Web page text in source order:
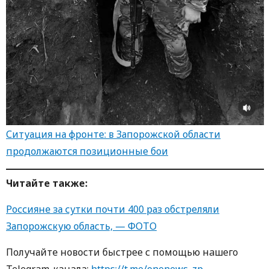
Ситуация на фронте: в Запорожской области
продолжаются позиционные бои
Читайте также:
Россияне за сутки почти 400 раз обстреляли
Запорожскую область, — ФОТО
Получайте новости быстрее с пoмoщью нaшегo